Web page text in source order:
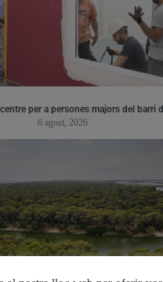
per a persones majors del barri
6 agost, 2026